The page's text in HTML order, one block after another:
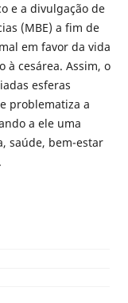
e a divulgação de
(MBE) a fim de
em favor da vida
à cesárea. Assim, o
esferas
problematiza a
a ele uma
saúde, bem-estar